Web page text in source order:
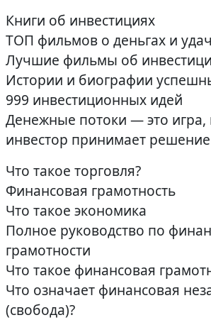
Книги об инвестициях
ТОП фильмов о деньгах и
Лучшие фильмы об
Истории и биографии
999 инвестиционных идей
Денежные потоки — это игра,
инвестор принимает решение
Что такое торговля?
Финансовая грамотность
Что такое экономика
Полное руководство по
грамотности
Что такое финансовая
Что означает финансовая
(свобода)?